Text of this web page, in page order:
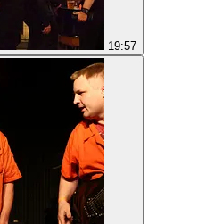
19:57